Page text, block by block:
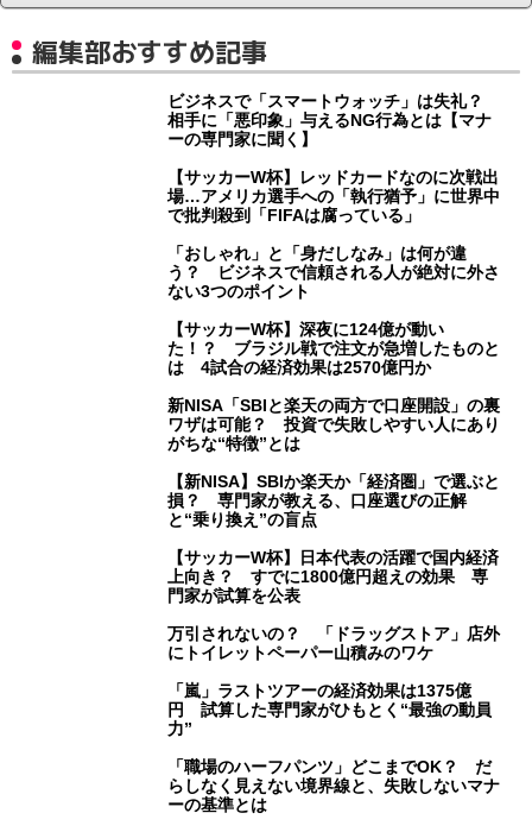
編集部おすすめ記事
ビジネスで「スマートウォッチ」は失礼？
相手に「悪印象」与えるNG行為とは【マナ
ーの専門家に聞く】
【サッカーW杯】レッドカードなのに次戦出
場…アメリカ選手への「執行猶予」に世界中
で批判殺到「FIFAは腐っている」
「おしゃれ」と「身だしなみ」は何が違
う？ ビジネスで信頼される人が絶対に外さ
ない3つのポイント
【サッカーW杯】深夜に124億が動い
た！？ ブラジル戦で注文が急増したものと
は 4試合の経済効果は2570億円か
新NISA「SBIと楽天の両方で口座開設」の裏
ワザは可能？ 投資で失敗しやすい人にあり
がちな“特徴”とは
【新NISA】SBIか楽天か「経済圏」で選ぶと
損？ 専門家が教える、口座選びの正解
と“乗り換え”の盲点
【サッカーW杯】日本代表の活躍で国内経済
上向き？ すでに1800億円超えの効果 専
門家が試算を公表
万引されないの？ 「ドラッグストア」店外
にトイレットペーパー山積みのワケ
「嵐」ラストツアーの経済効果は1375億
円 試算した専門家がひもとく“最強の動員
力”
「職場のハーフパンツ」どこまでOK？ だ
らしなく見えない境界線と、失敗しないマナ
ーの基準とは